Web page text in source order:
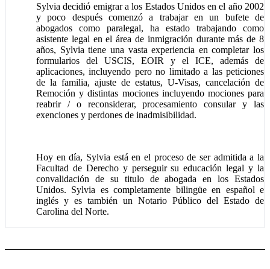
Sylvia decidió emigrar a los Estados Unidos en el año 2002
y poco después comenzó a trabajar en un bufete de
abogados como paralegal, ha estado trabajando como
asistente legal en el área de inmigración durante más de 8
años, Sylvia tiene una vasta experiencia en completar los
formularios del USCIS, EOIR y el ICE, además de
aplicaciones, incluyendo pero no limitado a las peticiones
de la familia, ajuste de estatus, U-Visas, cancelación de
Remoción y distintas mociones incluyendo mociones para
reabrir / o reconsiderar, procesamiento consular y las
exenciones y perdones de inadmisibilidad.
Hoy en día, Sylvia está en el proceso de ser admitida a la
Facultad de Derecho y perseguir su educación legal y la
convalidación de su titulo de abogada en los Estados
Unidos. Sylvia es completamente bilingüe en español e
inglés y es también un Notario Público del Estado de
Carolina del Norte.